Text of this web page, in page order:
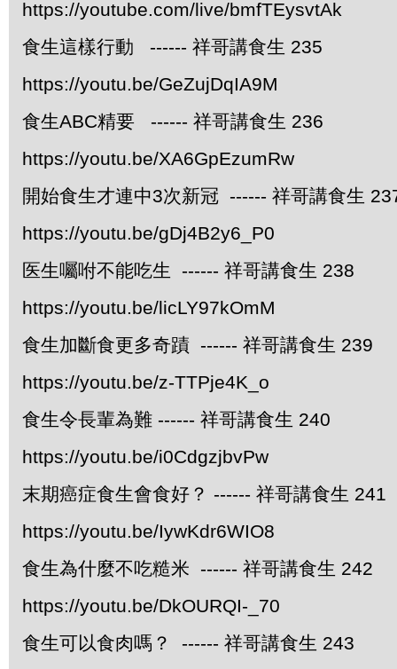
https://youtube.com/live/bmfTEysvtAk
食生這樣行動 ------ 祥哥講食生 235
https://youtu.be/GeZujDqIA9M
食生ABC精要 ------ 祥哥講食生 236
https://youtu.be/XA6GpEzumRw
開始食生才連中3次新冠 ------ 祥哥講食生
https://youtu.be/gDj4B2y6_P0
医生囑咐不能吃生 ------ 祥哥講食生 238
https://youtu.be/licLY97kOmM
食生加斷食更多奇蹟 ------ 祥哥講食生 239
https://youtu.be/z-TTPje4K_o
食生令長輩為難 ------ 祥哥講食生 240
https://youtu.be/i0CdgzjbvPw
末期癌症食生會食好？ ------ 祥哥講食生 241
https://youtu.be/IywKdr6WIO8
食生為什麼不吃糙米 ------ 祥哥講食生 242
https://youtu.be/DkOURQI-_70
食生可以食肉嗎？ ------ 祥哥講食生 243